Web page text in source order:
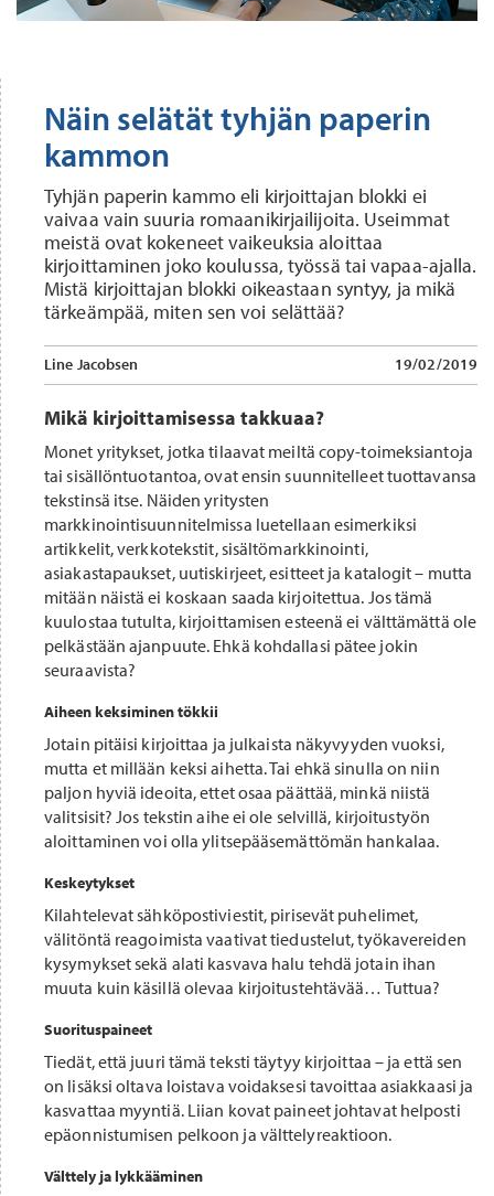
Näin selätät tyhjän paperin
kammon
Tyhjän paperin kammo eli kirjoittajan blokki ei
vaivaa vain suuria romaanikirjailijoita. Useimmat
meistä ovat kokeneet vaikeuksia aloittaa
kirjoittaminen joko koulussa, työssä tai vapaa-ajalla.
Mistä kirjoittajan blokki oikeastaan syntyy, ja mikä
tärkeämpää, miten sen voi selättää?
19/02/2019
Line Jacobsen
Mikä kirjoittamisessa takkuaa?
Monet yritykset, jotka tilaavat meiltä copy-toimeksiantoja
tai sisällöntuotantoa, ovat ensin suunnitelleet tuottavansa
tekstinsä itse. Näiden yritysten
markkinointisuunnitelmissa luetellaan esimerkiksi
artikkelit, verkkotekstit, sisältömarkkinointi,
asiakastapaukset, uutiskirjeet, esitteet ja katalogit – mutta
mitään näistä ei koskaan saada kirjoitettua. Jos tämä
kuulostaa tutulta, kirjoittamisen esteenä ei välttämättä ole
pelkästään ajanpuute. Ehkä kohdallasi pätee jokin
seuraavista?
Aiheen keksiminen tökkii
Jotain pitäisi kirjoittaa ja julkaista näkyvyyden vuoksi,
mutta et millään keksi aihetta. Tai ehkä sinulla on niin
paljon hyviä ideoita, ettet osaa päättää, minkä niistä
valitsisit? Jos tekstin aihe ei ole selvillä, kirjoitustyön
aloittaminen voi olla ylitsepääsemättömän hankalaa.
Keskeytykset
Kilahtelevat sähköpostiviestit, pirisevät puhelimet,
välitöntä reagoimista vaativat tiedustelut, työkavereiden
kysymykset sekä alati kasvava halu tehdä jotain ihan
muuta kuin käsillä olevaa kirjoitustehtävää… Tuttua?
Suorituspaineet
Tiedät, että juuri tämä teksti täytyy kirjoittaa – ja että sen
on lisäksi oltava loistava voidaksesi tavoittaa asiakkaasi ja
kasvattaa myyntiä. Liian kovat paineet johtavat helposti
epäonnistumisen pelkoon ja välttelyreaktioon.
Välttely ja lykkääminen